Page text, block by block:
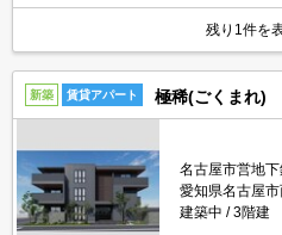
残り1件を
新築 賃貸アパート 極稀(ごくまれ)
名古屋市営地
愛知県名古屋
建築中
3階建